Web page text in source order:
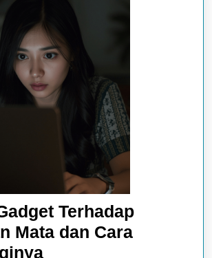
Terhadap
Mata dan Cara
Dampak